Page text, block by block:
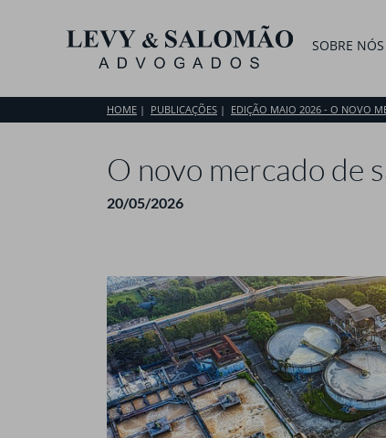
SOBRE NÓS
HOME PUBLICAÇÕES EDIÇÃO MAIO 2026 - O NOVO
O novo mercado de
20/05/2026